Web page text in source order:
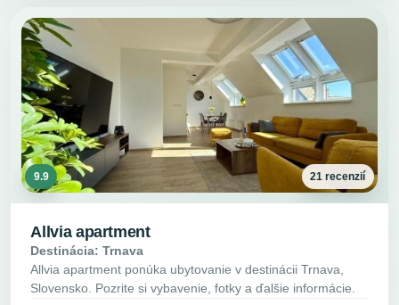
9.9 21 recenzií
Allvia apartment
Destinácia: Trnava
Allvia apartment ponúka ubytovanie v destinácii Trnava,
Slovensko. Pozrite si vybavenie, fotky a ďalšie informácie.